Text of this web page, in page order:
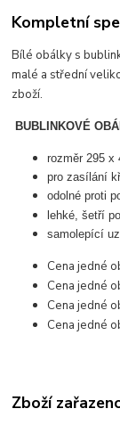
Kompletní
Bílé obálky s
malé a střední
BUBLINKOVÉ
rozměr 295 x
pro zasílání
odolné proti
lehké, šetří
samolepící
Cena jedné
Cena jedné
Cena jedné
Cena jedné
Zboží